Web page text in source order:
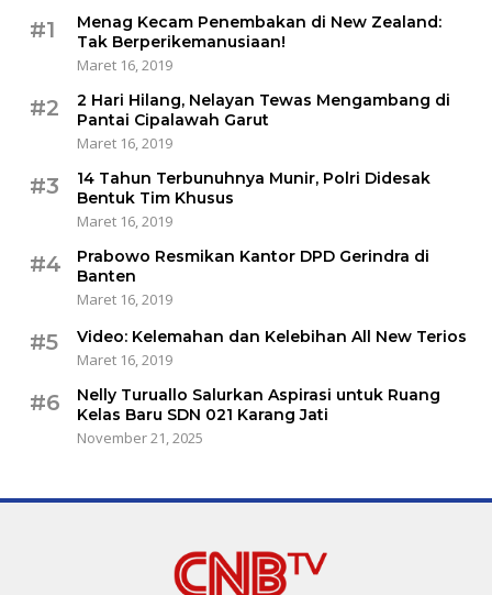
#1
Menag Kecam Penembakan di New Zealand:
Tak Berperikemanusiaan!
Maret 16, 2019
#2
2 Hari Hilang, Nelayan Tewas Mengambang di
Pantai Cipalawah Garut
Maret 16, 2019
#3
14 Tahun Terbunuhnya Munir, Polri Didesak
Bentuk Tim Khusus
Maret 16, 2019
#4
Prabowo Resmikan Kantor DPD Gerindra di
Banten
Maret 16, 2019
#5
Video: Kelemahan dan Kelebihan All New Terios
Maret 16, 2019
#6
Nelly Turuallo Salurkan Aspirasi untuk Ruang
Kelas Baru SDN 021 Karang Jati
November 21, 2025